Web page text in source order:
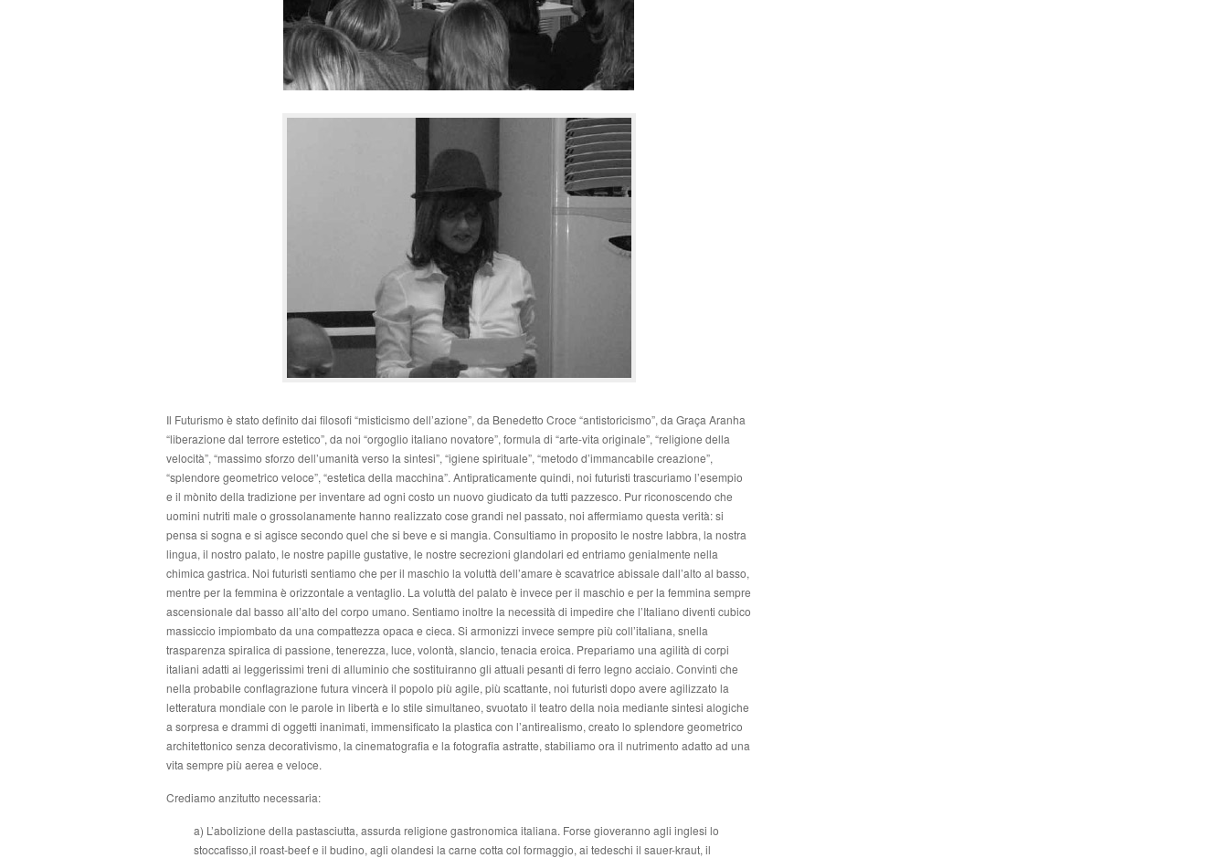
Il Futurismo è stato definito dai filosofi “misticismo dell’azione”, da Benedetto Croce “antistoricismo”, da Graça Aranha
“liberazione dal terrore estetico”, da noi “orgoglio italiano novatore”, formula di “arte-vita originale”, “religione della
velocità”, “massimo sforzo dell’umanità verso la sintesi”, “igiene spirituale”, “metodo d’immancabile creazione”,
“splendore geometrico veloce”, “estetica della macchina”. Antipraticamente quindi, noi futuristi trascuriamo l’esempio
e il mònito della tradizione per inventare ad ogni costo un nuovo giudicato da tutti pazzesco. Pur riconoscendo che
uomini nutriti male o grossolanamente hanno realizzato cose grandi nel passato, noi affermiamo questa verità: si
pensa si sogna e si agisce secondo quel che si beve e si mangia. Consultiamo in proposito le nostre labbra, la nostra
lingua, il nostro palato, le nostre papille gustative, le nostre secrezioni glandolari ed entriamo genialmente nella
chimica gastrica. Noi futuristi sentiamo che per il maschio la voluttà dell’amare è scavatrice abissale dall’alto al basso,
mentre per la femmina è orizzontale a ventaglio. La voluttà del palato è invece per il maschio e per la femmina sempre
ascensionale dal basso all’alto del corpo umano. Sentiamo inoltre la necessità di impedire che l’Italiano diventi cubico
massiccio impiombato da una compattezza opaca e cieca. Si armonizzi invece sempre più coll’italiana, snella
trasparenza spiralica di passione, tenerezza, luce, volontà, slancio, tenacia eroica. Prepariamo una agilità di corpi
italiani adatti ai leggerissimi treni di alluminio che sostituiranno gli attuali pesanti di ferro legno acciaio. Convinti che
nella probabile conflagrazione futura vincerà il popolo più agile, più scattante, noi futuristi dopo avere agilizzato la
letteratura mondiale con le parole in libertà e lo stile simultaneo, svuotato il teatro della noia mediante sintesi alogiche
a sorpresa e drammi di oggetti inanimati, immensificato la plastica con l’antirealismo, creato lo splendore geometrico
architettonico senza decorativismo, la cinematografia e la fotografia astratte, stabiliamo ora il nutrimento adatto ad una
vita sempre più aerea e veloce.
Crediamo anzitutto necessaria:
a) L’abolizione della pastasciutta, assurda religione gastronomica italiana. Forse gioveranno agli inglesi lo
stoccafisso,il roast-beef e il budino, agli olandesi la carne cotta col formaggio, ai tedeschi il sauer-kraut, il